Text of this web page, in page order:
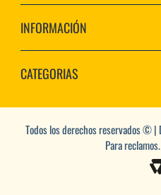
INFORMACIÓN
CATEGORIAS
Todos los derechos reservados © |
Para reclamos.